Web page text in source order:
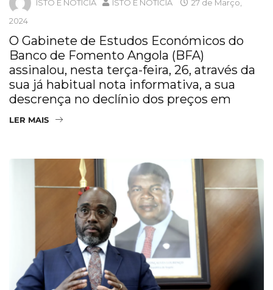
ISTO É NOTÍCIA ISTO É NOTÍCIA
27 de Março,
2024
O Gabinete de Estudos Económicos do
Banco de Fomento Angola (BFA)
assinalou, nesta terça-feira, 26, através da
sua já habitual nota informativa, a sua
descrença no declínio dos preços em
LER MAIS